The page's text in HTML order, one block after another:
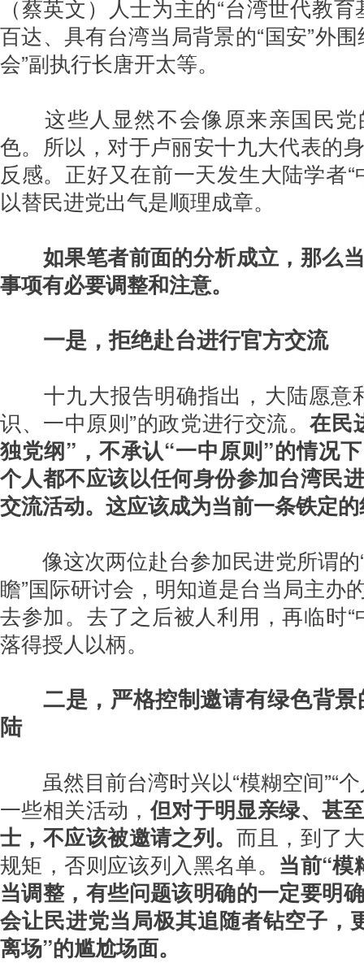
（蔡英文）人士为主的“台湾世代教
百达、具有台湾当局背景的“国安”外
会”副执行长唐开太等。
这些人显然不会像原来亲国民党
色。所以，对于卢丽安十九大代表的
反感。正好又在前一天发生大陆学者
以替民进党出气是顺理成章。
如果笔者前面的分析成立，那么
事项有必要调整和注意。
一是，拒绝赴台进行官方交流
十九大报告明确指出，大陆愿意
识、一中原则”的政党进行交流。在民
独党纲”，不承认“一中原则”的情况
个人都不应该以任何身份参加台湾民
交流活动。这应该成为当前一条铁定
像这次两位赴台参加民进党所谓的
瞻”国际研讨会，明知道是台当局主办
去参加。去了之后被人利用，再临时“
落得授人以柄。
二是，严格控制邀请有绿色背
陆
虽然目前台湾时兴以“模糊空间”“个
一些相关活动，但对于明显亲绿、甚
士，不应该被邀请之列。 而且，到了
规矩，否则应该列入黑名单。 当前“模
当调整，有些问题该明确的一定要明
会让民进党当局极其追随者钻空子，
离场”的尴尬场面。